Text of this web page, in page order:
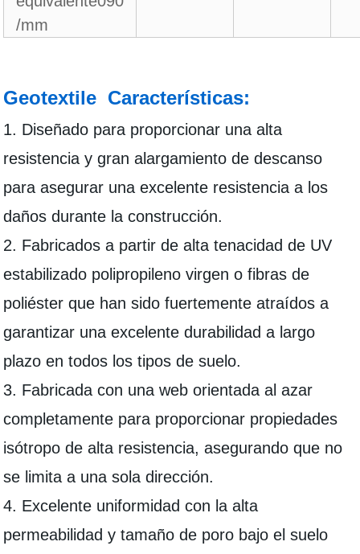
/mm
Geotextile Características:
1. Diseñado para proporcionar una alta
resistencia y gran alargamiento de descanso
para asegurar una excelente resistencia a los
daños durante la construcción.
2. Fabricados a partir de alta tenacidad de UV
estabilizado polipropileno virgen o fibras de
poliéster que han sido fuertemente atraídos a
garantizar una excelente durabilidad a largo
plazo en todos los tipos de suelo.
3. Fabricada con una web orientada al azar
completamente para proporcionar propiedades
isótropo de alta resistencia, asegurando que no
se limita a una sola dirección.
4. Excelente uniformidad con la alta
permeabilidad y tamaño de poro bajo el suelo